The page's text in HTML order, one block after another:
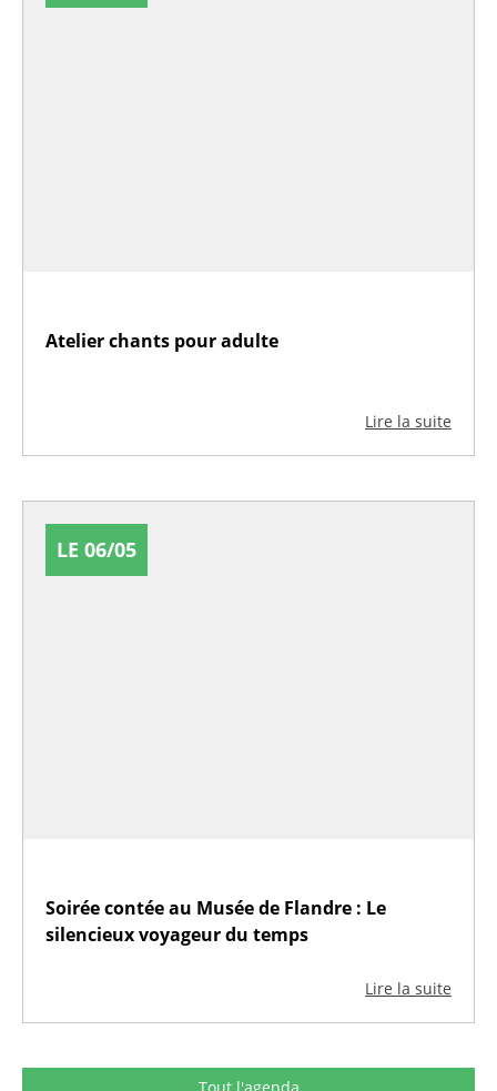
Atelier chants pour adulte
Lire la suite
LE 06/05
Soirée contée au Musée de Flandre : Le
silencieux voyageur du temps
Lire la suite